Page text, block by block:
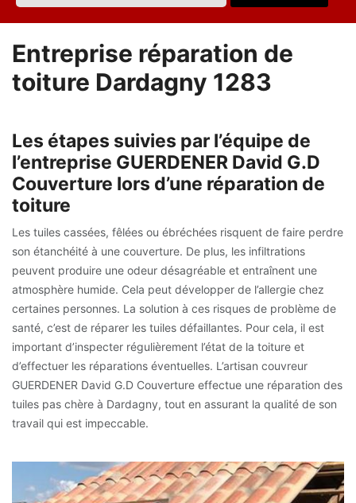
Entreprise réparation de
toiture Dardagny 1283
Les étapes suivies par l’équipe de
l’entreprise GUERDENER David G.D
Couverture lors d’une réparation de
toiture
Les tuiles cassées, fêlées ou ébréchées risquent de faire perdre
son étanchéité à une couverture. De plus, les infiltrations
peuvent produire une odeur désagréable et entraînent une
atmosphère humide. Cela peut développer de l’allergie chez
certaines personnes. La solution à ces risques de problème de
santé, c’est de réparer les tuiles défaillantes. Pour cela, il est
important d’inspecter régulièrement l’état de la toiture et
d’effectuer les réparations éventuelles. L’artisan couvreur
GUERDENER David G.D Couverture effectue une réparation des
tuiles pas chère à Dardagny, tout en assurant la qualité de son
travail qui est impeccable.